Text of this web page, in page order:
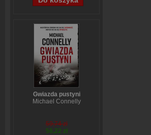
Gwiazda pustyni
Michael Connelly
59,74 zł
56,22 zł